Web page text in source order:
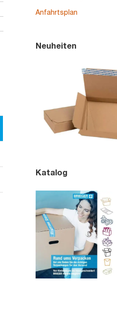
Anfahrtsplan
Neuheiten
Katalog